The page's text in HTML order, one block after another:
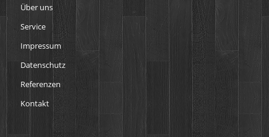
Über uns
Service
Impressum
Datenschutz
Referenzen
Kontakt